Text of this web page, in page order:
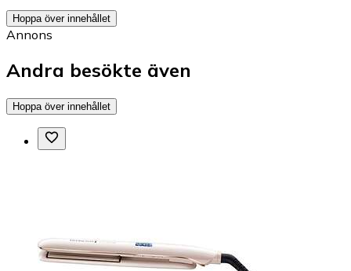
Hoppa över innehållet
Annons
Andra besökte även
Hoppa över innehållet